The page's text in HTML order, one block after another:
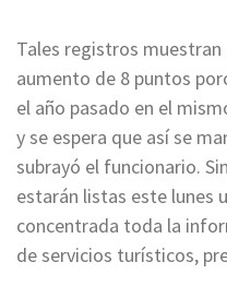
Tales registros
aumento de 8 puntos
el año pasado en el
y se espera que así se
subrayó el funcionario.
estarán listas este lunes
concentrada toda la
de servicios turísticos,